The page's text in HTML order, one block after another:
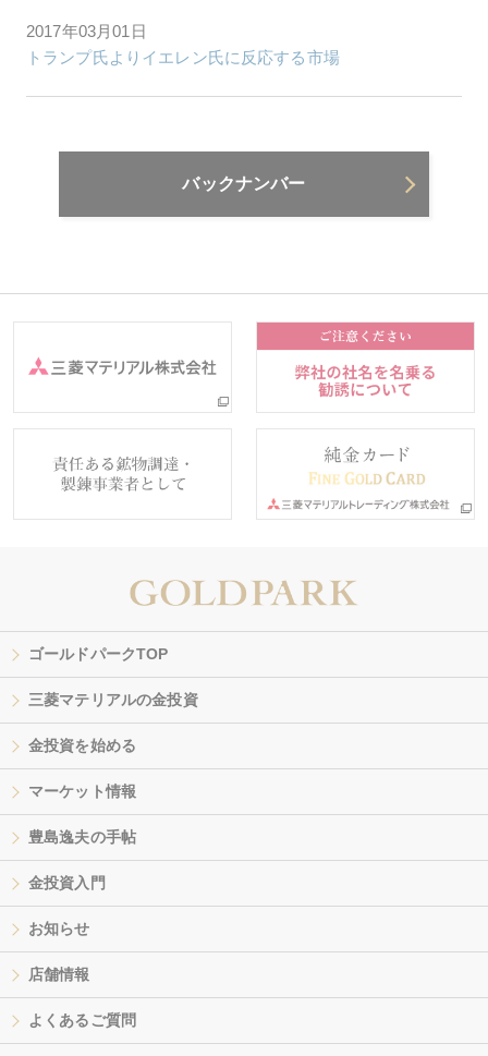
2017年03月01日
トランプ氏よりイエレン氏に反応する市場
バックナンバー
ゴールドパークTOP
三菱マテリアルの金投資
金投資を始める
マーケット情報
豊島逸夫の手帖
金投資入門
お知らせ
店舗情報
よくあるご質問